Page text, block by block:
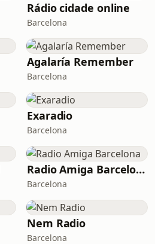
Rádio cidade online
Barcelona
Agalaría Remember
Barcelona
Exaradio
Barcelona
Radio Amiga Barcelona
Barcelona
Nem Radio
Barcelona